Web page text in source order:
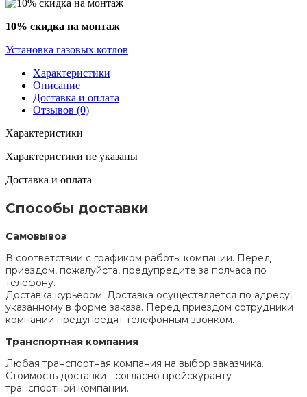
10% скидка на монтаж
Установка газовых котлов
Характеристики
Описание
Доставка и оплата
Отзывов (0)
Характеристики
Характеристики не указаны
Доставка и оплата
Способы доставки
Самовывоз
В соответствии с графиком работы компании. Перед
приездом, пожалуйста, предупредите за полчаса по
телефону.
Доставка курьером. Доставка осуществляется по адресу,
указанному в форме заказа. Перед приездом сотрудники
компании предупредят телефонным звонком.
Транспортная компания
Любая транспортная компания на выбор заказчика.
Стоимость доставки - согласно прейскуранту
транспортной компании.